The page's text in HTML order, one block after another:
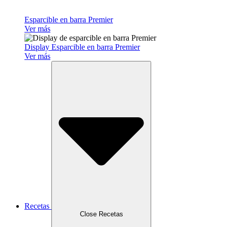
Esparcible en barra Premier
Ver más
Display Esparcible en barra Premier
Ver más
Recetas
Close Recetas